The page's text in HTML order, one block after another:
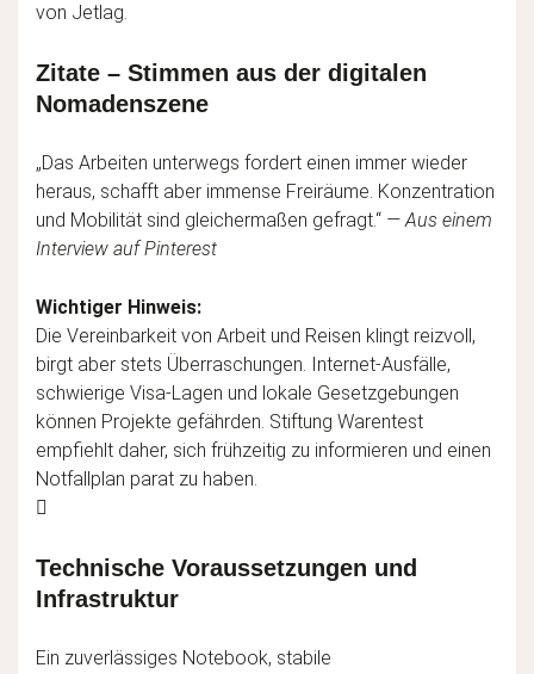
von Jetlag.
Zitate – Stimmen aus der digitalen
Nomadenszene
„Das Arbeiten unterwegs fordert einen immer wieder
heraus, schafft aber immense Freiräume. Konzentration
und Mobilität sind gleichermaßen gefragt.“ — Aus einem
Interview auf Pinterest
Wichtiger Hinweis:
Die Vereinbarkeit von Arbeit und Reisen klingt reizvoll,
birgt aber stets Überraschungen. Internet-Ausfälle,
schwierige Visa-Lagen und lokale Gesetzgebungen
können Projekte gefährden. Stiftung Warentest
empfiehlt daher, sich frühzeitig zu informieren und einen
Notfallplan parat zu haben.
Technische Voraussetzungen und
Infrastruktur
Ein zuverlässiges Notebook, stabile